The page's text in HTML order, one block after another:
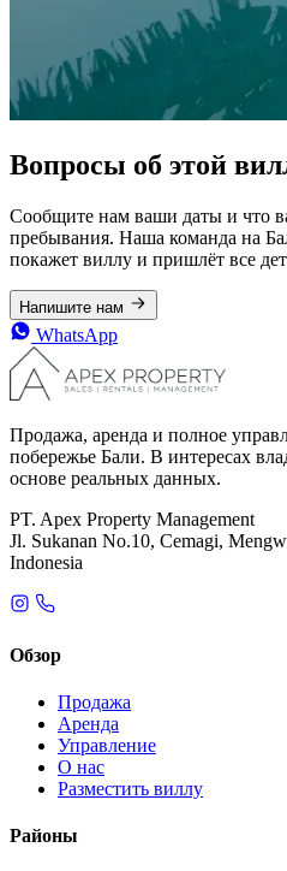
Вопросы об этой
Сообщите нам ваши даты и что
пребывания. Наша команда на
покажет виллу и пришлёт все
Напишите нам
WhatsApp
Продажа, аренда и полное
побережье Бали. В интересах
основе реальных данных.
PT. Apex Property Management
Jl. Sukanan No.10, Cemagi,
Indonesia
Обзор
Продажа
Аренда
Управление
О нас
Разместить виллу
Районы